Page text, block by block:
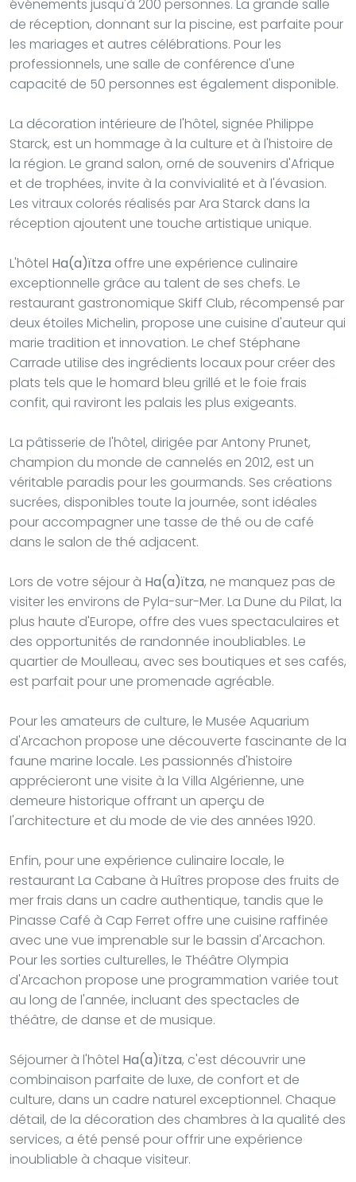
événements jusqu'à 200 personnes. La grande salle
de réception, donnant sur la piscine, est parfaite pour
les mariages et autres célébrations. Pour les
professionnels, une salle de conférence d'une
capacité de 50 personnes est également disponible.
La décoration intérieure de l'hôtel, signée Philippe
Starck, est un hommage à la culture et à l'histoire de
la région. Le grand salon, orné de souvenirs d'Afrique
et de trophées, invite à la convivialité et à l'évasion.
Les vitraux colorés réalisés par Ara Starck dans la
réception ajoutent une touche artistique unique.
L'hôtel Ha(a)ïtza offre une expérience culinaire
exceptionnelle grâce au talent de ses chefs. Le
restaurant gastronomique Skiff Club, récompensé par
deux étoiles Michelin, propose une cuisine d'auteur qui
marie tradition et innovation. Le chef Stéphane
Carrade utilise des ingrédients locaux pour créer des
plats tels que le homard bleu grillé et le foie frais
confit, qui raviront les palais les plus exigeants.
La pâtisserie de l'hôtel, dirigée par Antony Prunet,
champion du monde de cannelés en 2012, est un
véritable paradis pour les gourmands. Ses créations
sucrées, disponibles toute la journée, sont idéales
pour accompagner une tasse de thé ou de café
dans le salon de thé adjacent.
Lors de votre séjour à Ha(a)ïtza, ne manquez pas de
visiter les environs de Pyla-sur-Mer. La Dune du Pilat, la
plus haute d'Europe, offre des vues spectaculaires et
des opportunités de randonnée inoubliables. Le
quartier de Moulleau, avec ses boutiques et ses cafés,
est parfait pour une promenade agréable.
Pour les amateurs de culture, le Musée Aquarium
d'Arcachon propose une découverte fascinante de la
faune marine locale. Les passionnés d'histoire
apprécieront une visite à la Villa Algérienne, une
demeure historique offrant un aperçu de
l'architecture et du mode de vie des années 1920.
Enfin, pour une expérience culinaire locale, le
restaurant La Cabane à Huîtres propose des fruits de
mer frais dans un cadre authentique, tandis que le
Pinasse Café à Cap Ferret offre une cuisine raffinée
avec une vue imprenable sur le bassin d'Arcachon.
Pour les sorties culturelles, le Théâtre Olympia
d'Arcachon propose une programmation variée tout
au long de l'année, incluant des spectacles de
théâtre, de danse et de musique.
Séjourner à l'hôtel Ha(a)ïtza, c'est découvrir une
combinaison parfaite de luxe, de confort et de
culture, dans un cadre naturel exceptionnel. Chaque
détail, de la décoration des chambres à la qualité des
services, a été pensé pour offrir une expérience
inoubliable à chaque visiteur.